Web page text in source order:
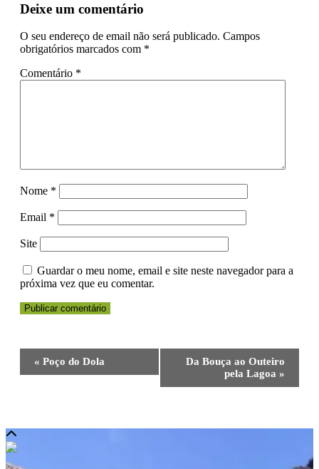
Deixe um comentário
O seu endereço de email não será publicado. Campos
obrigatórios marcados com *
Comentário *
Nome *
Email *
Site
Guardar o meu nome, email e site neste navegador para a
próxima vez que eu comentar.
Navegação
do
« Poço do Dola
Da Bouça ao Outeiro
pela Lagoa »